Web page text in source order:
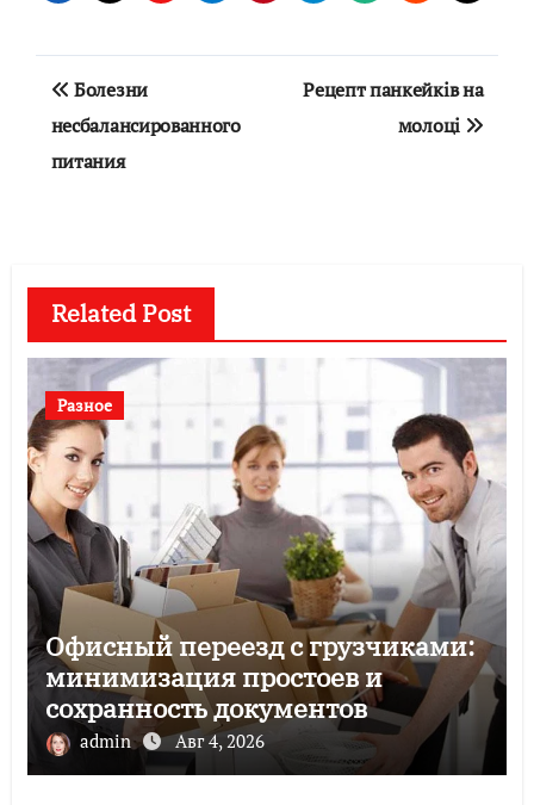
Навигация
по
записям
Болезни
несбалансированного
питания
Рецепт панкейків на
молоці
Related Post
Разное
Офисный переезд с грузчиками:
минимизация простоев и
сохранность документов
admin Авг 4, 2026